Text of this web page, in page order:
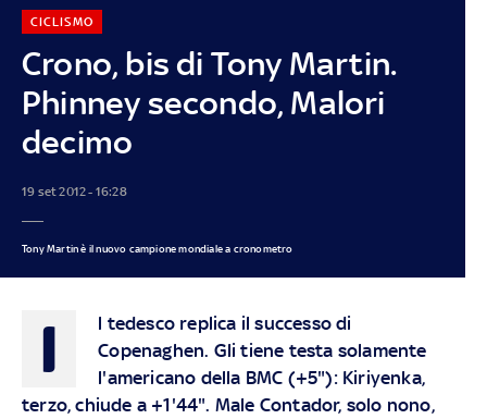
Crono, bis di Tony Martin.
Phinney secondo, Malori
decimo
CICLISMO
19 set 2012 - 16:28
Tony Martin è il nuovo campione mondiale a cronometro
I
l tedesco replica il successo di
Copenaghen. Gli tiene testa solamente
l'americano della BMC (+5"): Kiriyenka,
terzo, chiude a +1'44". Male Contador, solo nono,